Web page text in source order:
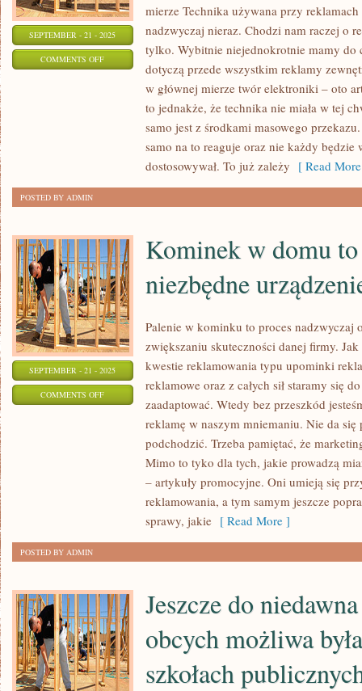
SEPTEMBER - 21 - 2025
COMMENTS OFFON
mierze Technika używana przy
nadzwyczaj nieraz. Chodzi nam raczej o
tylko. Wybitnie niejednokrotnie mamy do
dotyczą przede wszystkim reklamy
w głównej mierze twór elektroniki – oto
to jednakże, że technika nie miała w tej
samo jest z środkami masowego
samo na to reaguje oraz nie każdy będzie
dostosowywał. To już zależy [ Read
POSTED BY ADMIN
SEPTEMBER - 21 - 2025
COMMENTS OFFON
Kominek w domu to
niezbędne
Palenie w kominku to proces nadzwyczaj
zwiększaniu skuteczności danej firmy.
kwestie reklamowania typu upominki
reklamowe oraz z całych sił staramy się
zaadaptować. Wtedy bez przeszkód
reklamę w naszym mniemaniu. Nie da się
podchodzić. Trzeba pamiętać, że
Mimo to tyko dla tych, jakie prowadzą
– artykuły promocyjne. Oni umieją się
reklamowania, a tym samym jeszcze
sprawy, jakie [ Read More ]
POSTED BY ADMIN
Jeszcze do
obcych możliwa
szkołach